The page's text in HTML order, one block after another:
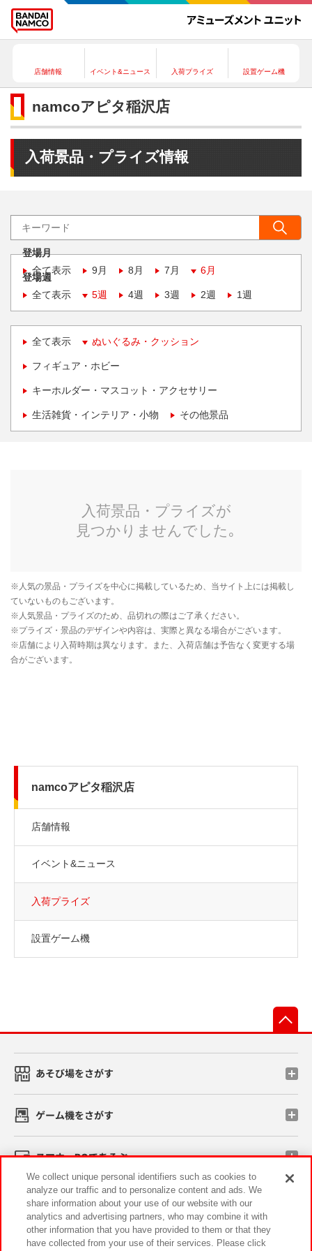
店舗情報 イベント&ニュース 入荷プライズ 設置ゲーム機
namcoアピタ稲沢店
入荷景品・プライズ情報
登場月
全て表示
9月 8月 7月 6月
登場週
全て表示
5週 4週 3週 2週 1週
全て表示 ぬいぐるみ・クッション
フィギュア・ホビー
キーホルダー・マスコット・アクセサリー
生活雑貨・インテリア・小物 その他景品
namcoアピタ稲沢店
店舗情報
イベント&ニュース
入荷プライズ
設置ゲーム機
あそび場をさがす
ゲーム機をさがす
スマホ・PCであそぶ
イベント・キャンペーン
We collect unique personal identifiers such as cookies to
analyze our traffic and to personalize content and ads. We
share information about your use of our website with our
analytics and advertising partners, who may combine it with
other information that you have provided to them or that they
have collected from your use of their services. Please click